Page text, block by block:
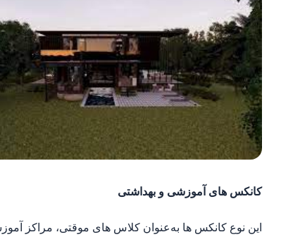
کانکس‌ های آموزشی و بهداشتی
این نوع کانکس‌ ها به‌عنوان کلاس‌ های موقتی، مراکز